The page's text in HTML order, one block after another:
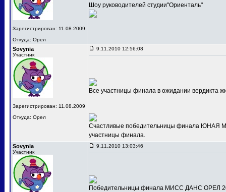
Зарегистрирован: 11.08.2009
Откуда: Орел
Шоу руководителей студии"Ориенталь"
Sovynia
Участник
Зарегистрирован: 11.08.2009
Откуда: Орел
9.11.2010 12:56:08
Все участницы финала в ожидании вердикта
Счастливые победительницы финала ЮНАЯ
участницы финала.
Sovynia
Участник
9.11.2010 13:03:46
Победительницы финала МИСС ДАНС ОРЕЛ